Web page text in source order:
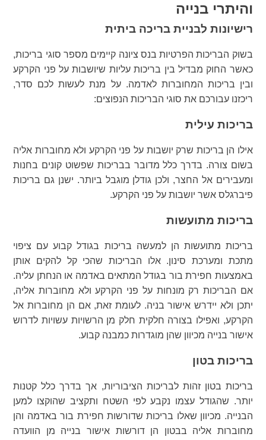
והיתרי בנייה
רישיונות לבניית בריכה ביתית
בשוק הבריכות הפרטיות בנס ציונה קיימים מספר סוגי בריכות,
כאשר החוק מבדיל בין בריכות עליות שיושבות על פני הקרקע
ובין בריכות המחוברות לאדמה. על מנת לעשות לכם סדר,
ריכזנו עבורכם את סוגי הבריכות הנפוצים:
בריכות עילית
אילו הן בריכות שרק יושבות על פני הקרקע ולא מחוברות אליה
בשום צורה. בדרך כלל מדובר בבריכות שפשוט קונים בחנות
ומעבירים אל החצר, ולכן גודלן מוגבל ביותר. ישנן גם בריכות
פיברגלס אשר יושבות על פני הקרקע.
בריכות מתועשות
בריכות מתועשות הן למעשה בריכות בגודל קבוע עם ציפוי
מתכת ומערכת סינון. אלו הבריכות שהכי קל להקים אותן
באמצעות חפירת בור בגודל המתאים באדמה או הנחתן עליה.
אם הבריכות רק מונחות על פני הקרקע ולא מחוברות אליה,
יתכן ולא יידרש אישור בניה. לעומת זאת, אם הן מחוברות אל
הקרקע, ואפילו בצורה חלקית חלק מן הרשויות עשויות לדרוש
אישור בנייה מכיוון שהן מוגדרות כמבנה קבוע.
בריכות בטון
בריכות בטון זהות לבריכות הציבוריות, אך בדרך כלל קטנות
יותר. שהגודל עצמו נקבע לפי השטח ותקציב שהוקצו למען
הבנייה. מכיוון שאלו בריכות שדורשות חפירת בור באדמה והן
מחוברות אליה בבטון הן דורשות אישור בנייה מן הוועדה